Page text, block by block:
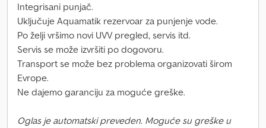
Integrisani punjač.
Uključuje Aquamatik rezervoar za punjenje vode.
Po želji vršimo novi UVV pregled, servis itd.
Servis se može izvršiti po dogovoru.
Transport se može bez problema organizovati širom
Evrope.
Ne dajemo garanciju za moguće greške.
Oglas je automatski preveden. Moguće su greške u